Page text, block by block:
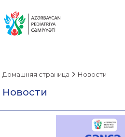
Домашняя страница Новости
Новости